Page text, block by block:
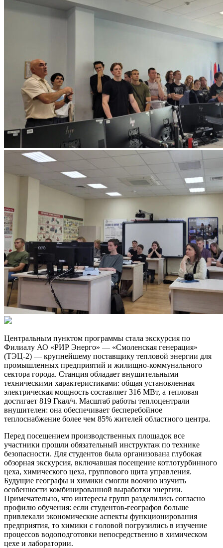
Центральным пунктом программы стала экскурсия по
Филиалу АО «РИР Энерго» — «Смоленская генерация»
(ТЭЦ-2) — крупнейшему поставщику тепловой энергии для
промышленных предприятий и жилищно-коммунального
сектора города. Станция обладает внушительными
техническими характеристиками: общая установленная
электрическая мощность составляет 316 МВт, а тепловая
достигает 819 Гкал/ч. Масштаб работы теплоцентрали
внушителен: она обеспечивает бесперебойное
теплоснабжение более чем 85% жителей областного центра.
Перед посещением производственных площадок все
участники прошли обязательный инструктаж по технике
безопасности. Для студентов была организована глубокая
обзорная экскурсия, включавшая посещение котлотурбинного
цеха, химического цеха, группового щита управления.
Будущие географы и химики смогли воочию изучить
особенности комбинированной выработки энергии.
Примечательно, что интересы групп разделились согласно
профилю обучения: если студентов-географов больше
привлекали экономические аспекты функционирования
предприятия, то химики с головой погрузились в изучение
процессов водоподготовки непосредственно в химическом
цехе и лаборатории.